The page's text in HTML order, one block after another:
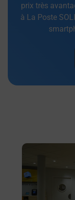
prix très
à La Poste
En savoir plus